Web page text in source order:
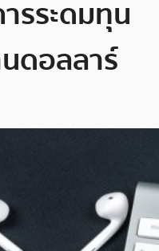
รระดมทุน
ดอลลาร์